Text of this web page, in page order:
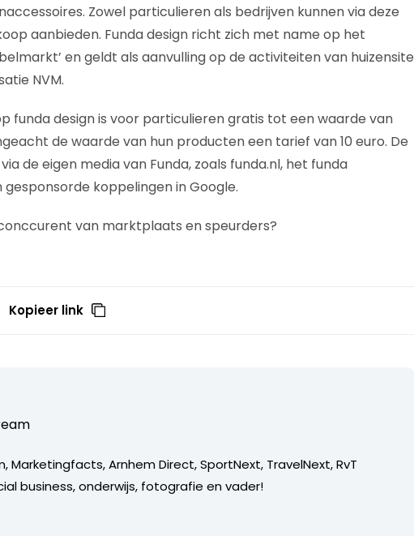
Zowel particulieren als bedrijven kunnen via deze
aanbieden. Funda design richt zich met name op het
en geldt als aanvulling op de activiteiten van huizensite
NVM.
funda design is voor particulieren gratis tot een waarde van
de waarde van hun producten een tarief van 10 euro. De
de eigen media van Funda, zoals funda.nl, het funda
koppelingen in Google.
van marktplaats en speurders?
Kopieer link
Arnhem Direct, SportNext, TravelNext, RvT
business, onderwijs, fotografie en vader!